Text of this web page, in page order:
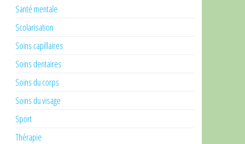
Santé mentale
Scolarisation
Soins capillaires
Soins dentaires
Soins du corps
Soins du visage
Sport
Thérapie